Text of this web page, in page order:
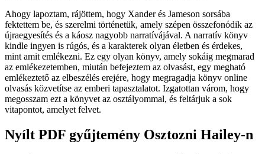
Ahogy lapoztam, rájöttem, hogy Xander és Jameson sorsába
fektettem be, és szerelmi történetük, amely szépen összefonódik az
újraegyesítés és a káosz nagyobb narratívájával. A narratív könyv
kindle ingyen is rúgós, és a karakterek olyan életben és érdekes,
mint amit emlékezni. Ez egy olyan könyv, amely sokáig megmarad
az emlékezetemben, miután befejeztem az olvasást, egy megható
emlékeztető az elbeszélés erejére, hogy megragadja könyv online
olvasás közvetítse az emberi tapasztalatot. Izgatottan várom, hogy
megosszam ezt a könyvet az osztályommal, és feltárjuk a sok
vitapontot, amelyet felvet.
Nyílt PDF gyűjtemény Osztozni Hailey-n